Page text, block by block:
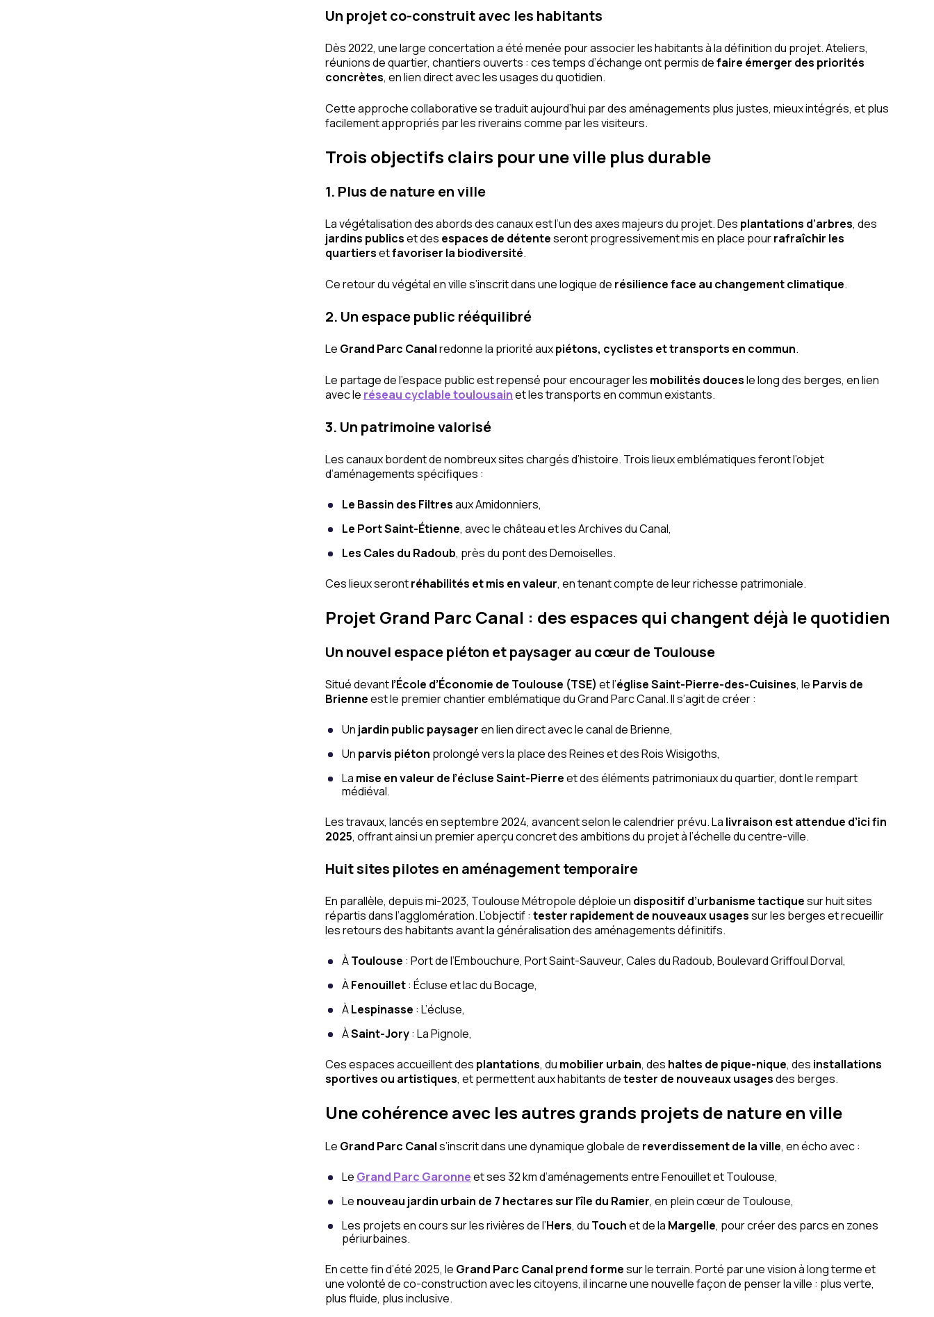
Un projet co-construit avec les habitants
Dès 2022, une large concertation a été menée pour associer les habitants à la définition du projet. Ateliers,
réunions de quartier, chantiers ouverts : ces temps d’échange ont permis defaire émerger des priorités
concrètes, en lien direct avec les usages du quotidien.
Cette approche collaborative se traduit aujourd’hui par des aménagements plus justes, mieux intégrés, et plus
facilement appropriés par les riverains comme par les visiteurs.
Trois objectifs clairs pour une ville plus durable
1. Plus de nature en ville
La végétalisation des abords des canaux est l’un des axes majeurs du projet. Des plantations d’arbres, des
jardins publicset des espaces de détenteseront progressivement mis en place pourrafraîchir les
quartiersetfavoriser la biodiversité.
Ce retour du végétal en ville s’inscrit dans une logique de résilience face au changement climatique.
2. Un espace public rééquilibré
Le Grand Parc Canalredonne la priorité auxpiétons, cyclistes et transports en commun.
Le partage de l’espace public est repensé pour encourager les mobilités doucesle long des berges, en lien
avec le réseau cyclable toulousainet les transports en commun existants.
3. Un patrimoine valorisé
Les canaux bordent de nombreux sites chargés d’histoire. Trois lieux emblématiques feront l’objet
d’aménagements spécifiques :
Le Bassin des Filtresaux Amidonniers,
Le Port Saint-Étienne, avec le château et les Archives du Canal,
Les Cales du Radoub, près du pont des Demoiselles.
Ces lieux serontréhabilités et mis en valeur, en tenant compte de leur richesse patrimoniale.
Projet Grand Parc Canal : des espaces qui changent déjà le quotidien
Un nouvel espace piéton et paysager au cœur de Toulouse
Situé devantl’École d’Économie de Toulouse (TSE) et l’église Saint-Pierre-des-Cuisines, le Parvis de
Brienneest le premier chantier emblématique du Grand Parc Canal. Il s’agit de créer :
Un jardin public paysageren lien direct avec le canal de Brienne,
Un parvis piéton prolongé vers la place des Reines et des Rois Wisigoths,
La mise en valeur de l’écluse Saint-Pierreet des éléments patrimoniaux du quartier, dont le rempart
médiéval.
Les travaux, lancés en septembre 2024, avancent selon le calendrier prévu. La livraison est attendue d’ici fin
2025, offrant ainsi un premier aperçu concret des ambitions du projet à l’échelle du centre-ville.
Huit sites pilotes en aménagement temporaire
En parallèle, depuis mi-2023, Toulouse Métropole déploie un dispositif d’urbanisme tactiquesur huit sites
répartis dans l’agglomération. L’objectif : tester rapidement de nouveaux usagessur les berges et recueillir
les retours des habitants avant la généralisation des aménagements définitifs.
ÀToulouse : Port de l’Embouchure, Port Saint-Sauveur, Cales du Radoub, Boulevard Griffoul Dorval,
ÀFenouillet: Écluse et lac du Bocage,
ÀLespinasse : L’écluse,
ÀSaint-Jory: La Pignole,
Ces espaces accueillent des plantations, du mobilier urbain, des haltes de pique-nique, des installations
sportives ou artistiques, et permettent aux habitants detester de nouveaux usagesdes berges.
Une cohérence avec les autres grands projets de nature en ville
Le Grand Parc Canals’inscrit dans une dynamique globale de reverdissement de la ville, en écho avec :
Le Grand Parc Garonneet ses 32 km d’aménagements entre Fenouillet et Toulouse,
Le nouveau jardin urbain de 7 hectares sur l’île du Ramier, en plein cœur de Toulouse,
Les projets en cours sur les rivières de l’Hers, du Touchet de la Margelle, pour créer des parcs en zones
périurbaines.
En cette fin d’été 2025, le Grand Parc Canal prend formesur le terrain. Porté par une vision à long terme et
une volonté de co-construction avec les citoyens, il incarne une nouvelle façon de penser la ville : plus verte,
plus fluide, plus inclusive.